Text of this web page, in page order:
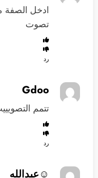
ادخل الصفة
تصوت
رد
Gdoo
تتمم
رد
☺عبدالله